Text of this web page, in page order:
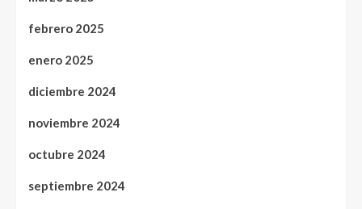
febrero 2025
enero 2025
diciembre 2024
noviembre 2024
octubre 2024
septiembre 2024